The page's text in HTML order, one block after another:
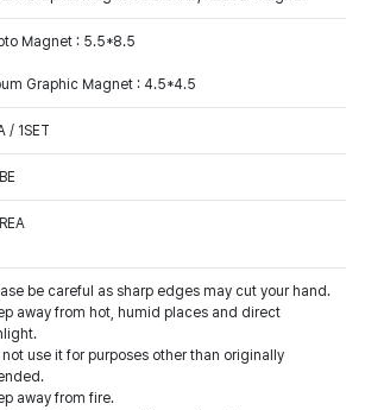
Magnet : 5.5*8.5
Graphic Magnet : 4.5*4.5
/ 1SET
be careful as sharp edges may cut your hand.
away from hot, humid places and direct
not use it for purposes other than originally
away from fire.